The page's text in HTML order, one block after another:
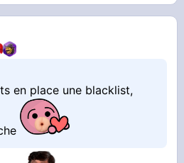
on voit que beaucoup de
très contents de ces
c'est une feature qui
onche.org/topic/5[...]t-liste-
en place une blacklist,